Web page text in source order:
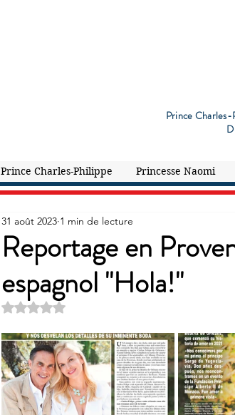
Prince
Prince Charles-Philippe Princesse Naomi
Reportage en
espagnol "Hola!"
31 août 2023 1 min de lecture
Noté NaN étoiles sur 5.